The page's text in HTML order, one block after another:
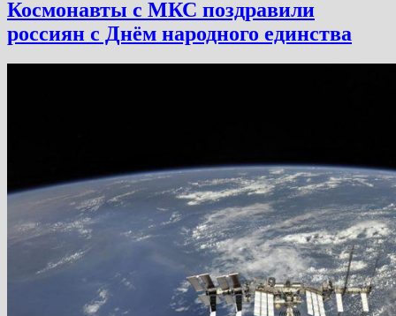
Космонавты с МКС поздравили
россиян с Днём народного единства